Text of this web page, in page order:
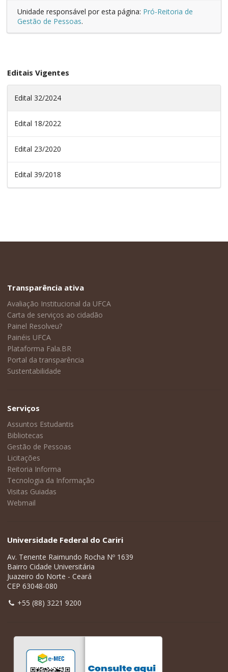
Unidade responsável por esta página: Pró-Reitoria de
Gestão de Pessoas.
Editais Vigentes
Edital 32/2024
Edital 18/2022
Edital 23/2020
Edital 39/2018
Transparência ativa
Avaliação Institucional da UFCA
Carta de serviços ao cidadão
Painel Resolveu?
Painéis UFCA
Plataforma Fala.BR
Portal da transparência
Sustentabilidade
Serviços
Assuntos Estudantis
Bibliotecas
Gestão de Pessoas
Licitações
Reitoria Informa
Tecnologia da Informação
Visitas Guiadas
Webmail
Universidade Federal do Cariri
Av. Tenente Raimundo Rocha Nº 1639
Bairro Cidade Universitária
Juazeiro do Norte - Ceará
CEP 63048-080
+55 (88) 3221 9200